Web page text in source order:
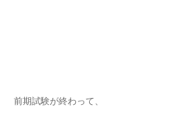
前期試験が終わって、